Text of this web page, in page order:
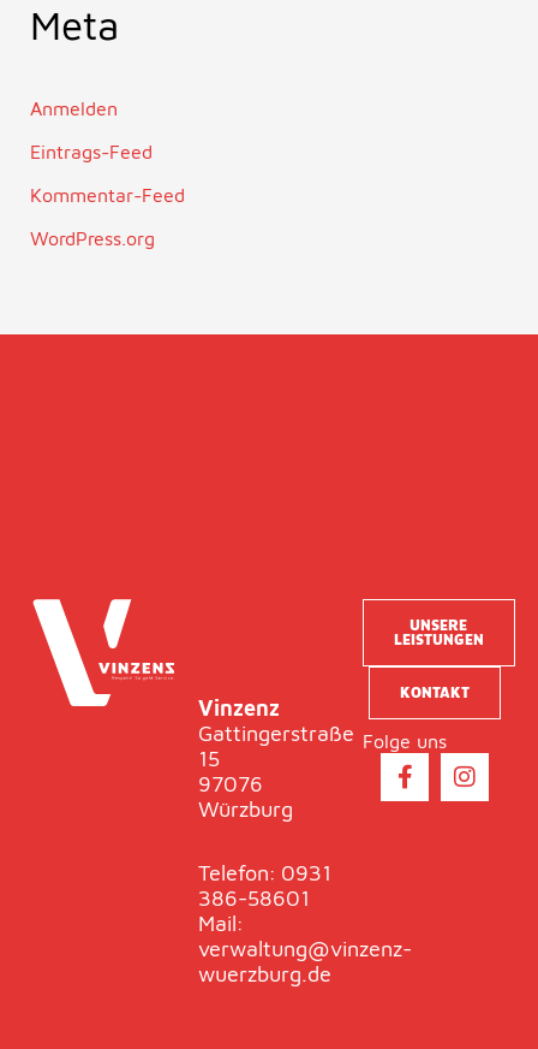
Meta
Anmelden
Eintrags-Feed
Kommentar-Feed
WordPress.org
Vinzenz
Gattingerstraße
15
97076
Würzburg
Telefon: 0931
386-58601
Mail:
verwaltung@vinzenz-
wuerzburg.de
UNSERE
LEISTUNGEN
KONTAKT
Folge uns
F
a
-
I
n